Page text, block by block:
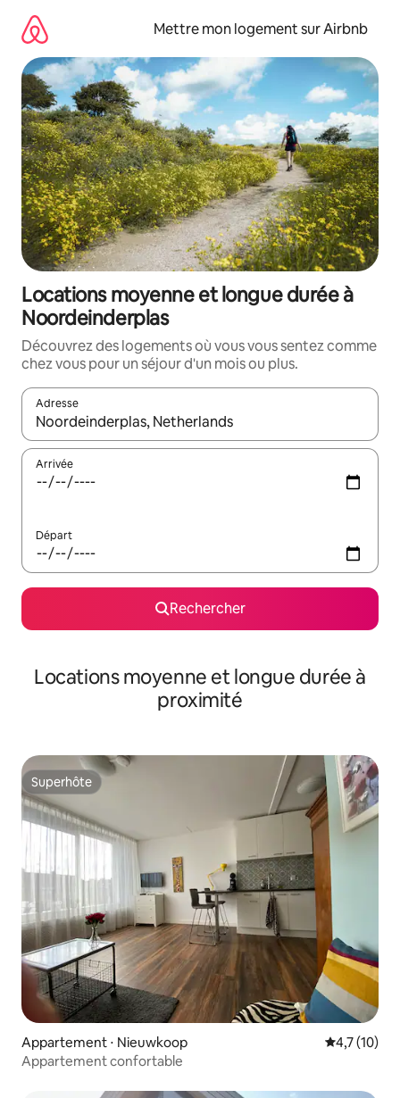
directement
contenu
Mettre mon logement sur Airbnb
Locations moyenne et longue durée à
Noordeinderplas
Découvrez des logements où vous vous sentez comme
chez vous pour un séjour d'un mois ou plus.
Adresse
Lorsque les résultats s'affichent, utilisez les flèches vers le
Arrivée
Départ
Rechercher
Locations moyenne et longue durée à
proximité
Superhôte
Superhôte
Appartement ⋅ Nieuwkoop Évaluation
4,7 (10)
Appartement confortable